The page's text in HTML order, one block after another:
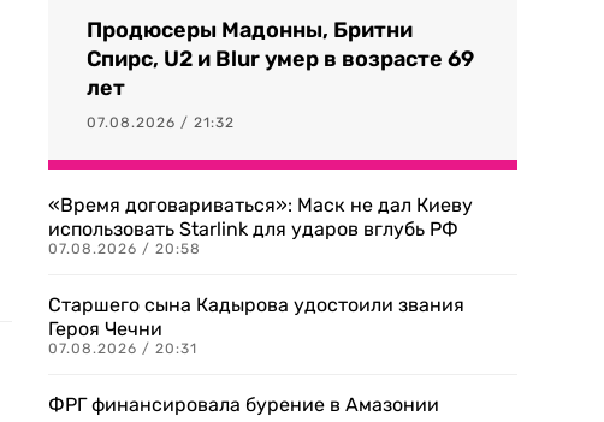
Продюсеры Мадонны, Бритни
Спирс, U2 и Blur умер в возрасте 69
лет
07.08.2026 / 21:32
«Время договариваться»: Маск не дал Киеву
использовать Starlink для ударов вглубь РФ
07.08.2026 / 20:58
Старшего сына Кадырова удостоили звания
Героя Чечни
07.08.2026 / 20:31
ФРГ финансировала бурение в Амазонии